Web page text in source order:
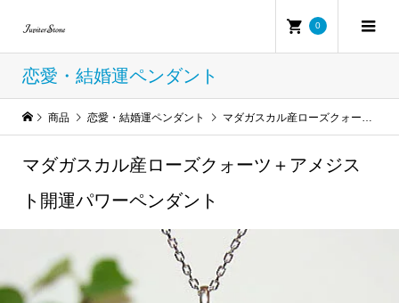
0
恋愛・結婚運ペンダント
商品 恋愛・結婚運ペンダント マダガスカル産ローズクォーツ＋アメジスト開運パワーペンダント
マダガスカル産ローズクォーツ＋アメジス
ト開運パワーペンダント